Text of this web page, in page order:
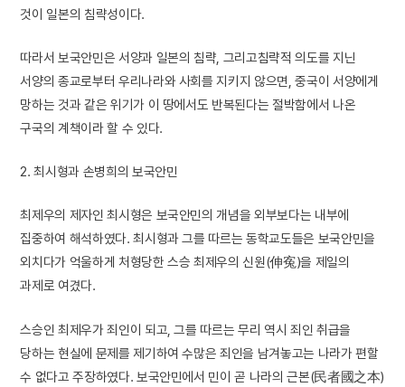
것이 일본의 침략성이다.
따라서 보국안민은 서양과 일본의 침략, 그리고침략적 의도를 지닌
서양의 종교로부터 우리나라와 사회를 지키지 않으면, 중국이 서양에게
망하는 것과 같은 위기가 이 땅에서도 반복된다는 절박함에서 나온
구국의 계책이라 할 수 있다.
2. 최시형과 손병희의 보국안민
최제우의 제자인 최시형은 보국안민의 개념을 외부보다는 내부에
집중하여 해석하였다. 최시형과 그를 따르는 동학교도들은 보국안민을
외치다가 억울하게 처형당한 스승 최제우의 신원(伸寃)을 제일의
과제로 여겼다.
스승인 최제우가 죄인이 되고, 그를 따르는 무리 역시 죄인 취급을
당하는 현실에 문제를 제기하여 수많은 죄인을 남겨놓고는 나라가 편할
수 없다고 주장하였다. 보국안민에서 민이 곧 나라의 근본(民者國之本)